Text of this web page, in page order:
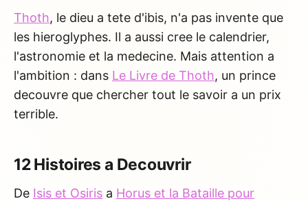
Thoth, le dieu a tete d'ibis, n'a pas invente que
les hieroglyphes. Il a aussi cree le calendrier,
l'astronomie et la medecine. Mais attention a
l'ambition : dans Le Livre de Thoth, un prince
decouvre que chercher tout le savoir a un prix
terrible.
12 Histoires a Decouvrir
De Isis et Osiris a Horus et la Bataille pour